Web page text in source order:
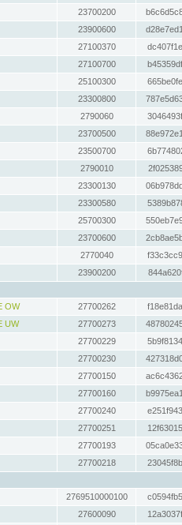
23700200
23900600
27100370
27100700
25100300
23300800
2790060
23700500
23500700
2790010
23300130
23300580
25700300
23700600
2770040
23900200
OW
27700262
UW
27700273
27700229
27700230
27700150
27700160
27700240
27700251
27700193
27700218
2769510000100
27600090